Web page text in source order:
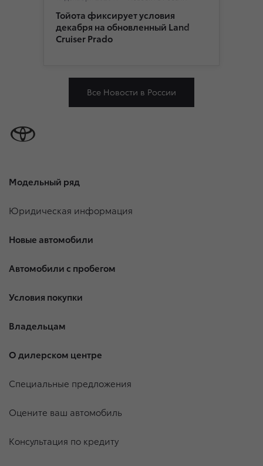
Тойота фиксирует условия
декабря на обновленный Land
Cruiser Prado
Все Новости в России
Модельный ряд
Юридическая информация
Новые автомобили
Автомобили с пробегом
Условия покупки
Владельцам
О дилерском центре
Специальные предложения
Оцените ваш автомобиль
Консультация по кредиту